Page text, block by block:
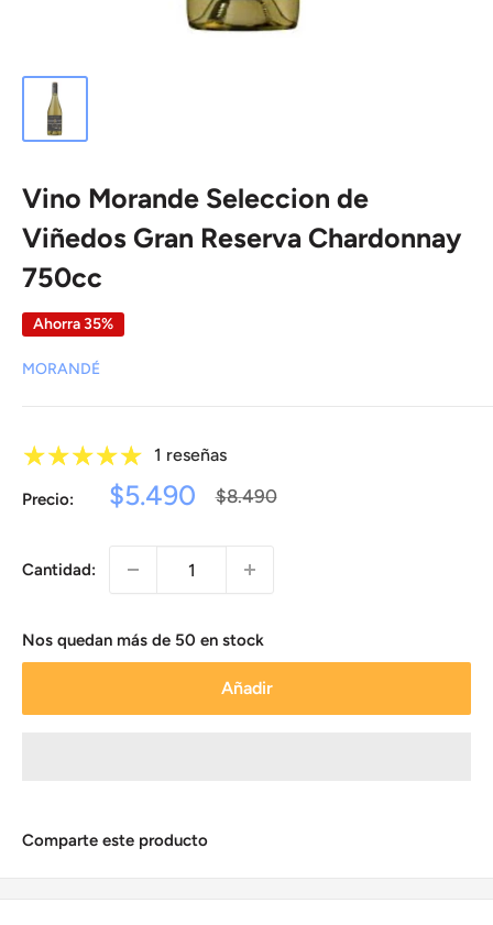
Vino Morande Seleccion de
Viñedos Gran Reserva Chardonnay
750cc
Ahorra 35%
MORANDÉ
1 reseñas
Precio:
Precio
$5.490
Precio
$8.490
Cantidad:
Nos quedan más de 50 en stock
Añadir
Comparte este producto